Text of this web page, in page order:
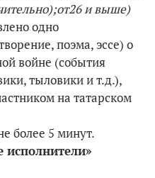
от26и выше)
одно
поэма, эссе) о
войне (события
тыловики и т.д.),
на татарском
более 5 минут.
исполнители»